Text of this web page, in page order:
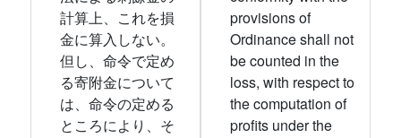
計算上、これを損
金に算入しない。
但し、命令で定め
る寄附金について
は、命令の定める
ところにより、そ
provisions of
Ordinance shall not
be counted in the
loss, with respect to
the computation of
profits under the